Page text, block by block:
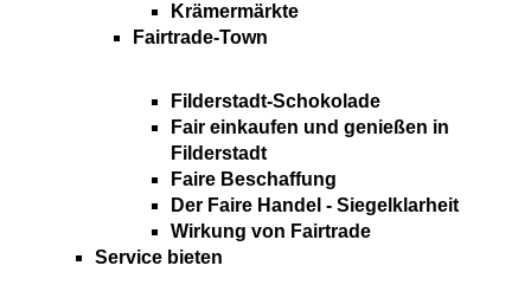
Krämermärkte
Fairtrade-Town
Filderstadt-Schokolade
Fair einkaufen und genießen in
Filderstadt
Faire Beschaffung
Der Faire Handel - Siegelklarheit
Wirkung von Fairtrade
Service bieten